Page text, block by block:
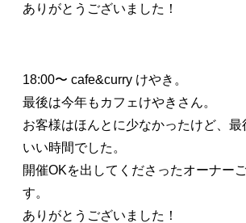
ありがとうございました！
18:00〜 cafe&curry けやき。
最後は今年もカフェけやきさん。
お客様はほんとに少なかったけど、最
いい時間でした。
開催OKを出してくださったオーナー
す。
ありがとうございました！